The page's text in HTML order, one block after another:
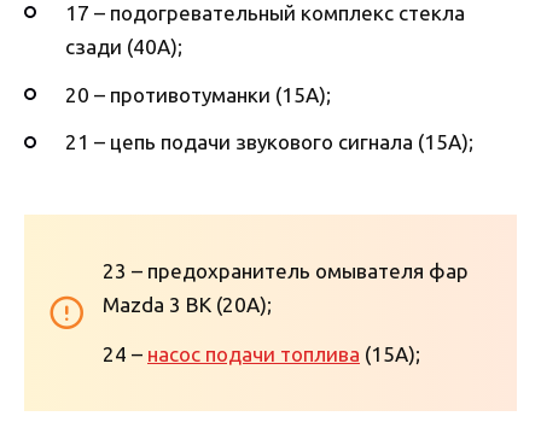
17 – подогревательный комплекс стекла
сзади (40А);
20 – противотуманки (15А);
21 – цепь подачи звукового сигнала (15А);
23 – предохранитель омывателя фар
Mazda 3 BK (20А);
24 – насос подачи топлива (15А);